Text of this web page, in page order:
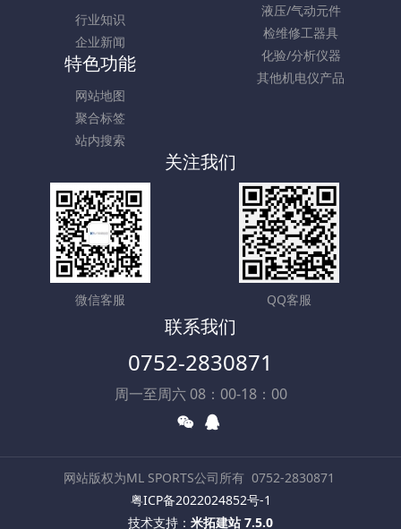
液压/气动元件
检维修工器具
化验/分析仪器
其他机电仪产品
行业知识
企业新闻
特色功能
网站地图
聚合标签
站内搜索
关注我们
微信客服 QQ客服
联系我们
0752-2830871
周一至周六 08：00-18：00
网站版权为ML SPORTS公司所有 0752-2830871
粤ICP备2022024852号-1
技术支持： 米拓建站 7.5.0